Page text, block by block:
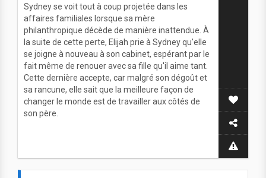
Sydney se voit tout à coup projetée dans les
affaires familiales lorsque sa mère
philanthropique décède de manière inattendue. À
la suite de cette perte, Elijah prie à Sydney qu'elle
se joigne à nouveau à son cabinet, espérant par le
fait même de renouer avec sa fille qu'il aime tant.
Cette dernière accepte, car malgré son dégoût et
sa rancune, elle sait que la meilleure façon de
changer le monde est de travailler aux côtés de
son père.